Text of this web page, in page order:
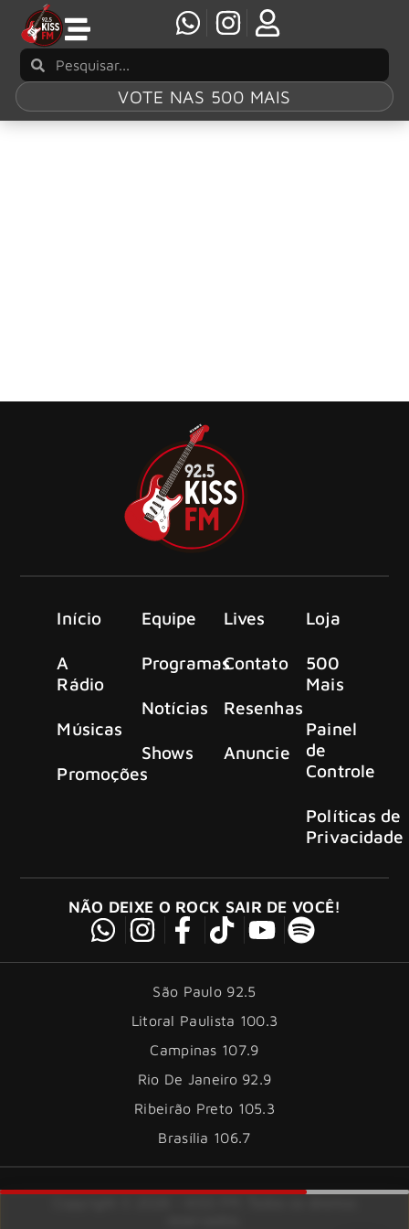
VOTE NAS 500 MAIS
Início
A
Rádio
Músicas
Promoções
Equipe
Programas
Notícias
Shows
Lives
Contato
Resenhas
Anuncie
Loja
500
Mais
Painel
de
Controle
Políticas de
Privacidade
NÃO DEIXE O ROCK SAIR DE VOCÊ!
São Paulo 92.5
Litoral Paulista 100.3
Campinas 107.9
Rio De Janeiro 92.9
Ribeirão Preto 105.3
Brasília 106.7